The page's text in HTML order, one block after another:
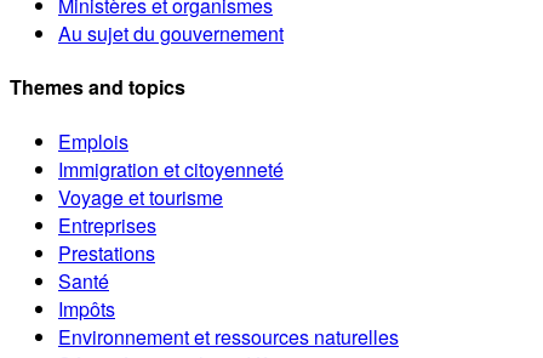
Au sujet du gouvernement
Themes and topics
Emplois
Immigration et citoyenneté
Voyage et tourisme
Entreprises
Prestations
Santé
Impôts
Environnement et ressources naturelles